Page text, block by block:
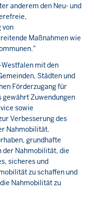
anderem den Neu- und
von
Maßnahmen wie
mit den
Städten und
Förderzugang für
gewährt Zuwendungen
sowie
Verbesserung des
Nahmobilität.
grundhafte
der Nahmobilität, die
sicheres und
zu schaffen und
Nahmobilität zu